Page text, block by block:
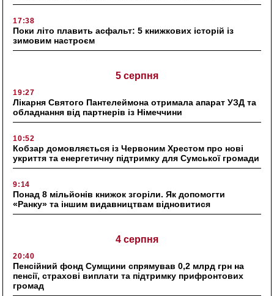
17:38
Поки літо плавить асфальт: 5 книжкових історій із
зимовим настроєм
5 серпня
19:27
Лікарня Святого Пантелеймона отримала апарат УЗД та
обладнання від партнерів із Німеччини
10:52
Кобзар домовляється із Червоним Хрестом про нові
укриття та енергетичну підтримку для Сумської громади
9:14
Понад 8 мільйонів книжок згоріли. Як допомогти
«Ранку» та іншим видавництвам відновитися
4 серпня
20:40
Пенсійний фонд Сумщини спрямував 0,2 млрд грн на
пенсії, страхові виплати та підтримку прифронтових
громад